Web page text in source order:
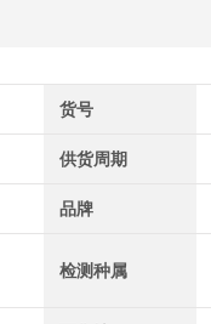
货号
供货周期
品牌
检测种属